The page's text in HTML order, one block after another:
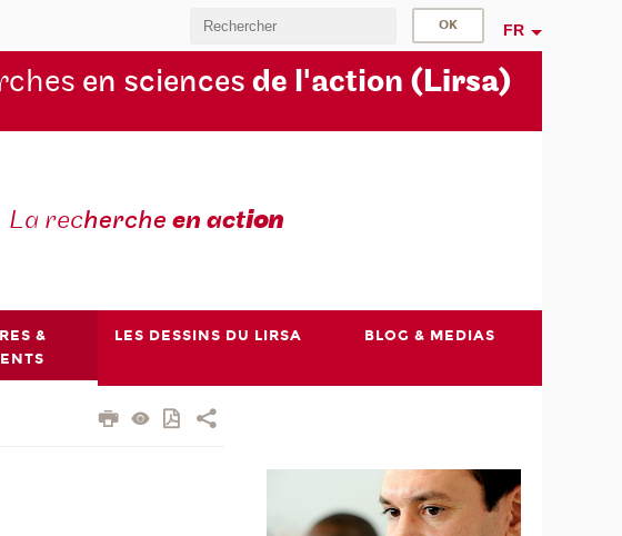
FR
en sciences de l'action (Lirsa)
La recherche en action
&
LES DESSINS DU LIRSA BLOG & MEDIAS